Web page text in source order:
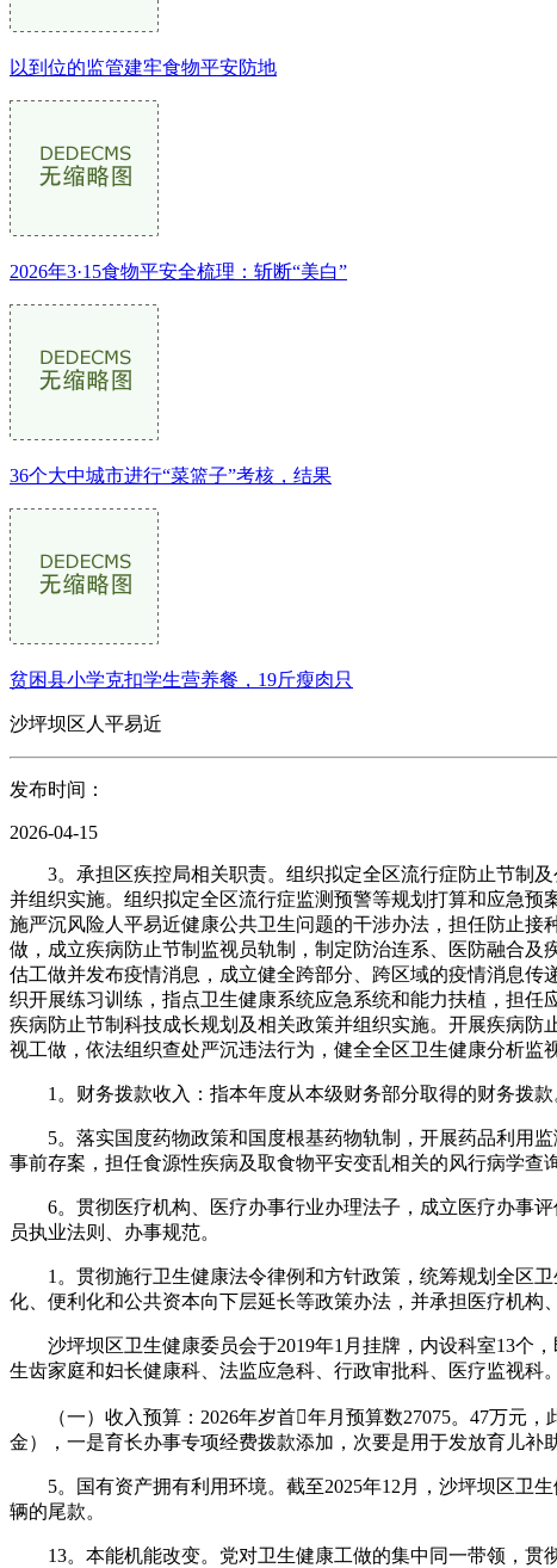
以到位的监管建牢食物平安防地
2026年3·15食物平安全梳理：斩断“美白”
36个大中城市进行“菜篮子”考核，结果
贫困县小学克扣学生营养餐，19斤瘦肉只
沙坪坝区人平易近
发布时间：
2026-04-15
3。承担区疾控局相关职责。组织拟定全区流行症防止节制及
并组织实施。组织拟定全区流行症监测预警等规划打算和应急
施严沉风险人平易近健康公共卫生问题的干涉办法，担任防止
做，成立疾病防止节制监视员轨制，制定防治连系、医防融合
估工做并发布疫情消息，成立健全跨部分、跨区域的疫情消息
织开展练习训练，指点卫生健康系统应急系统和能力扶植，担
疾病防止节制科技成长规划及相关政策并组织实施。开展疾病
视工做，依法组织查处严沉违法行为，健全全区卫生健康分析监
1。财务拨款收入：指本年度从本级财务部分取得的财务拨款
5。落实国度药物政策和国度根基药物轨制，开展药品利用监
事前存案，担任食源性疾病及取食物平安变乱相关的风行病学查
6。贯彻医疗机构、医疗办事行业办理法子，成立医疗办事评
员执业法则、办事规范。
1。贯彻施行卫生健康法令律例和方针政策，统筹规划全区卫
化、便利化和公共资本向下层延长等政策办法，并承担医疗机构
沙坪坝区卫生健康委员会于2019年1月挂牌，内设科室13个，
生齿家庭和妇长健康科、法监应急科、行政审批科、医疗监视科。
（一）收入预算：2026年岁首年月预算数27075。47万元，
金），一是育长办事专项经费拨款添加，次要是用于发放育儿补
5。国有资产拥有利用环境。截至2025年12月，沙坪坝区卫生
辆的尾款。
13。本能机能改变。党对卫生健康工做的集中同一带领，贯